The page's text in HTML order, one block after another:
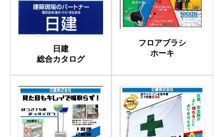
日建
総合カタログ
フロアブラシ
ホーキ